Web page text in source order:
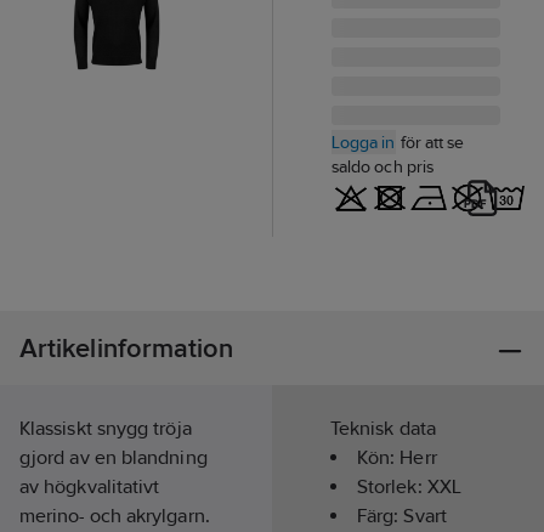
Logga in för att se
saldo och pris
Artikelinformation
Klassiskt snygg tröja
gjord av en blandning
av högkvalitativt
merino- och akrylgarn.
Teknisk data
Kön: Herr
Storlek: XXL
Färg:Svart